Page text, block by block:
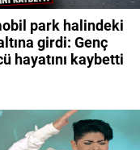
park halindeki
girdi: Genç
hayatını kaybetti